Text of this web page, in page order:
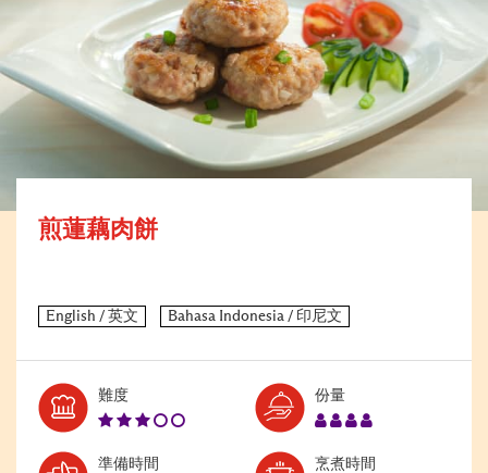
煎蓮藕肉餅
難度Level:
份量Serves:
準備時間 烹煮時間